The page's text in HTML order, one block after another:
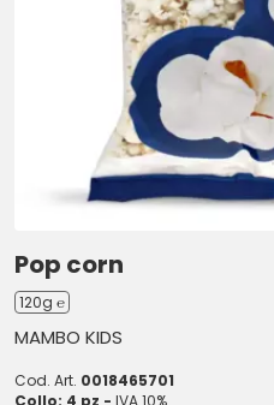
Pop corn
120g ℮
MAMBO KIDS
Cod. Art. 0018465701
Collo: 4 pz - IVA 10%